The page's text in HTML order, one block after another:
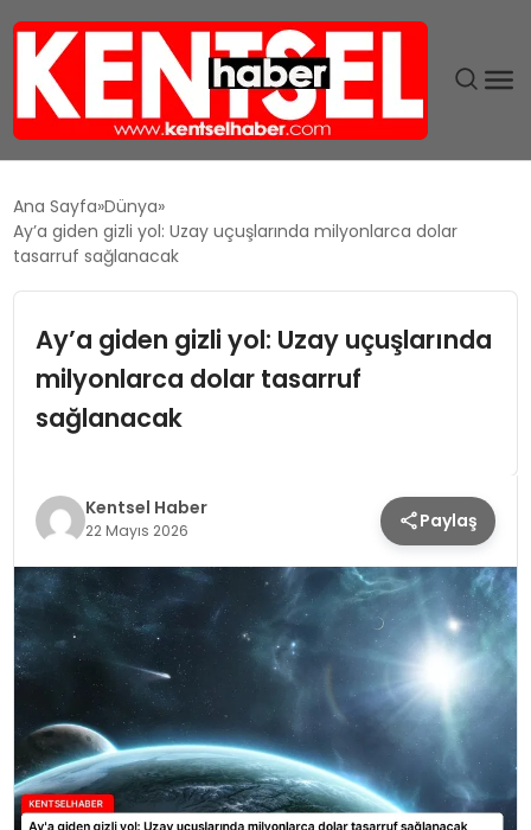
GÜNDEM
EĞITIM
TEKNOLOJI
MAGAZIN
KÜLTÜR & SANAT
SPOR
SAĞLIK
Ana Sayfa Dünya
Ay’a giden gizli yol: Uzay uçuşlarında milyonlarca dolar
tasarruf sağlanacak
Ay’a giden gizli yol: Uzay uçuşlarında
milyonlarca dolar tasarruf
sağlanacak
Kentsel Haber
22 Mayıs 2026 Paylaş